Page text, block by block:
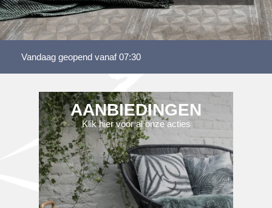
Vandaag geopend vanaf 07:30
AANBIEDINGEN
Klik hier voor al onze acties